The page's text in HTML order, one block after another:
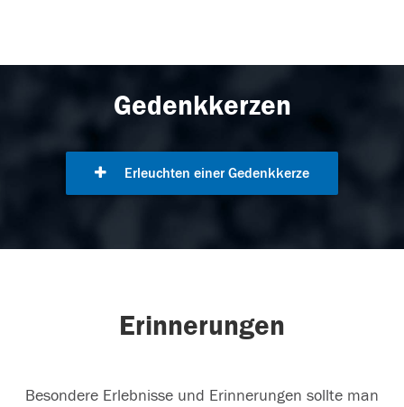
Gedenkkerzen
Erleuchten einer Gedenkkerze
Erinnerungen
Besondere Erlebnisse und Erinnerungen sollte man